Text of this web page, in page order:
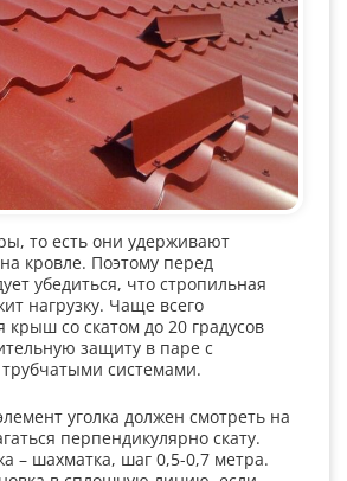
то есть они удерживают
кровле. Поэтому перед
убедиться, что стропильная
нагрузку. Чаще всего
крыш со скатом до 20 градусов
защиту в паре с
системами.
уголка должен смотреть на
перпендикулярно скату.
– шахматка, шаг 0,5-0,7 метра.